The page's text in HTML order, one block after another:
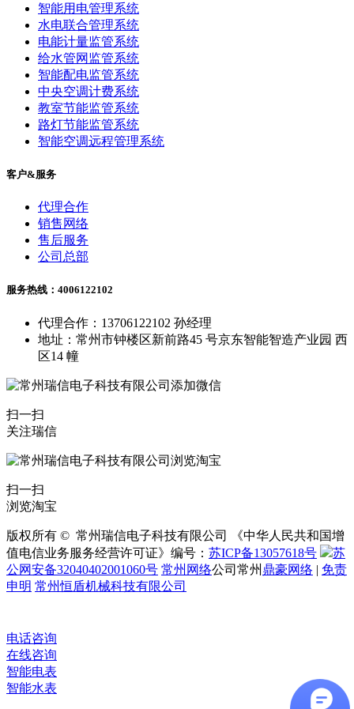
智能用电管理系统
水电联合管理系统
电能计量监管系统
给水管网监管系统
智能配电监管系统
中央空调计费系统
教室节能监管系统
路灯节能监管系统
智能空调远程管理系统
客户&服务
代理合作
销售网络
售后服务
公司总部
服务热线：4006122102
代理合作：13706122102 孙经理
地址：常州市钟楼区新前路45 号京东智能智造产业园 西
区14 幢
扫一扫
关注瑞信
扫一扫
浏览淘宝
版权所有 © 常州瑞信电子科技有限公司 《中华人民共和国增
值电信业务服务经营许可证》编号： 苏ICP备13057618号
苏
公网安备32040402001060号 常州网络公司常州 鼎豪网络 | 免责
申明 常州恒盾机械科技有限公司
电话咨询
在线咨询
智能电表
智能水表